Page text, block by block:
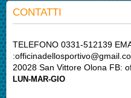
CONTATTI
TELEFONO 0331-512139
20028 San Vittore Olona FB:
LUN-MAR-GIO